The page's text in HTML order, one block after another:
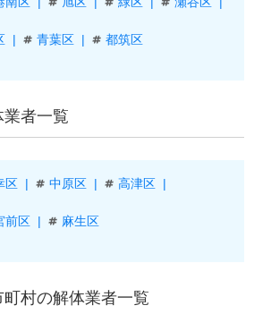
青葉区 都筑区
業者一覧
区 中原区 高津区
前区 麻生区
村の解体業者一覧